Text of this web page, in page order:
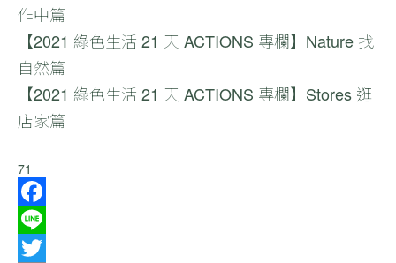
作中篇
【2021 綠色生活 21 天 ACTIONS 專欄】Nature 找
自然篇
【2021 綠色生活 21 天 ACTIONS 專欄】Stores 逛
店家篇
71
Facebook
Line